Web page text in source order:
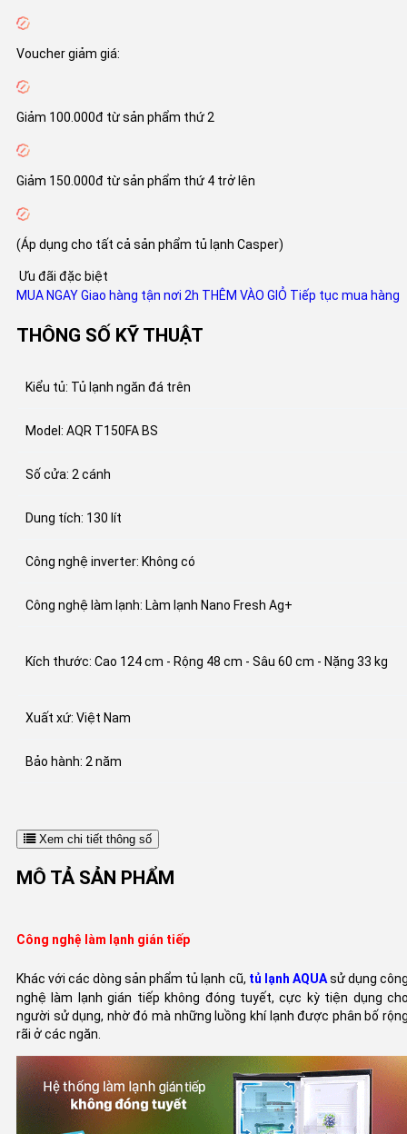
Voucher giảm giá:
Giảm 100.000đ từ sản phẩm thứ 2
Giảm 150.000đ từ sản phẩm thứ 4 trở lên
(Áp dụng cho tất cả sản phẩm tủ lạnh Casper)
Ưu đãi đặc biệt
MUA NGAYGiao hàng tận nơi 2h THÊM VÀO GIỎ Tiếp tục mua hàng
THÔNG SỐ KỸ THUẬT
Kiểu tủ: Tủ lạnh ngăn đá trên
Model: AQR T150FA BS
Số cửa: 2 cánh
Dung tích: 130 lít
Công nghệ inverter: Không có
Công nghệ làm lạnh: Làm lạnh Nano Fresh Ag+
Kích thước: Cao 124 cm - Rộng 48 cm - Sâu 60 cm - Nặng 33 kg
Xuất xứ: Việt Nam
Bảo hành: 2 năm
Xem chi tiết thông số
MÔ TẢ SẢN PHẨM
Công nghệ làm lạnh gián tiếp
Khác với các dòng sản phẩm tủ lạnh cũ, tủ lạnh AQUAsử dụng
nghệ làm lạnh gián tiếp không đóng tuyết, cực kỳ tiện dụng
người sử dụng, nhờ đó mà những luồng khí lạnh được phân bố
rãi ở các ngăn.